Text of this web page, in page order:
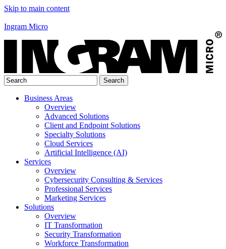
Skip to main content
Ingram Micro
Business Areas
Overview
Advanced Solutions
Client and Endpoint Solutions
Specialty Solutions
Cloud Services
Artificial Intelligence (AI)
Services
Overview
Cybersecurity Consulting & Services
Professional Services
Marketing Services
Solutions
Overview
IT Transformation
Security Transformation
Workforce Transformation